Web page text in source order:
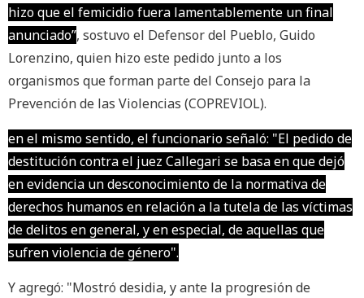
hizo que el femicidio fuera lamentablemente un final
anunciado”, sostuvo el Defensor del Pueblo, Guido
Lorenzino, quien hizo este pedido junto a los
organismos que forman parte del Consejo para la
Prevención de las Violencias (COPREVIOL).
en el mismo sentido, el funcionario señaló: "El pedido de
destitución contra el juez Callegari se basa en que dejó
en evidencia un desconocimiento de la normativa de
derechos humanos en relación a la tutela de las víctimas
de delitos en general, y en especial, de aquellas que
sufren violencia de género".
Y agregó: "Mostró desidia, y ante la progresión de